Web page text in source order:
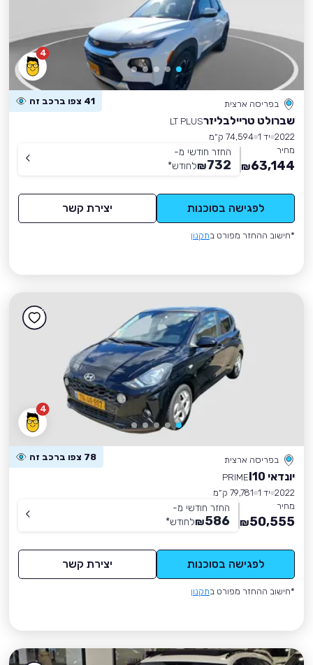
4
בפריסה ארצית 41 צפו ברכב זה
שברולט טריילבליזרLT PLUS
2022 יד 1
74,594 ק״מ
מחיר
63,144
₪
החזר חודשי מ-
732
₪לחודש*
לפגישה בסוכנות יצירת קשר
*חישוב ההחזר מפורט בתקנון
4
בפריסה ארצית 78 צפו ברכב זה
יונדאי I10
PRIME
2022 יד 1
79,781 ק״מ
מחיר
50,555
₪
החזר חודשי מ-
586
₪לחודש*
לפגישה בסוכנות יצירת קשר
*חישוב ההחזר מפורט בתקנון